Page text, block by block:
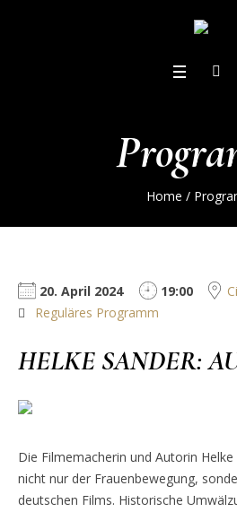
Home /
20. April 2024 19:00
Reguläres Programm
HELKE SANDER:
Die Filmemacherin und Autorin
nicht nur der Frauenbewegung,
deutschen Films. Historische